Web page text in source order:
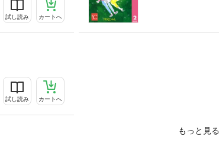
試し読み カートへ
試し読み カートへ
もっと見る